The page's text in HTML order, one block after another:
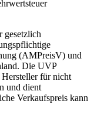
gesetzlich
(AMPreisV) und
Die UVP
für nicht
und dient
Verkaufspreis kann